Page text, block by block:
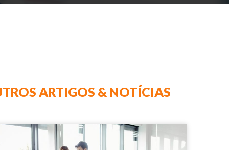
ARTIGOS & NOTÍCIAS